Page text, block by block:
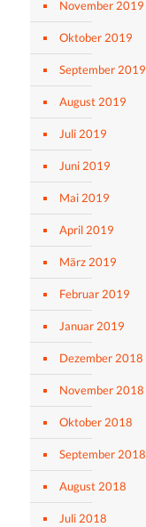
November 2019
Oktober 2019
September 2019
August 2019
Juli 2019
Juni 2019
Mai 2019
April 2019
März 2019
Februar 2019
Januar 2019
Dezember 2018
November 2018
Oktober 2018
September 2018
August 2018
Juli 2018